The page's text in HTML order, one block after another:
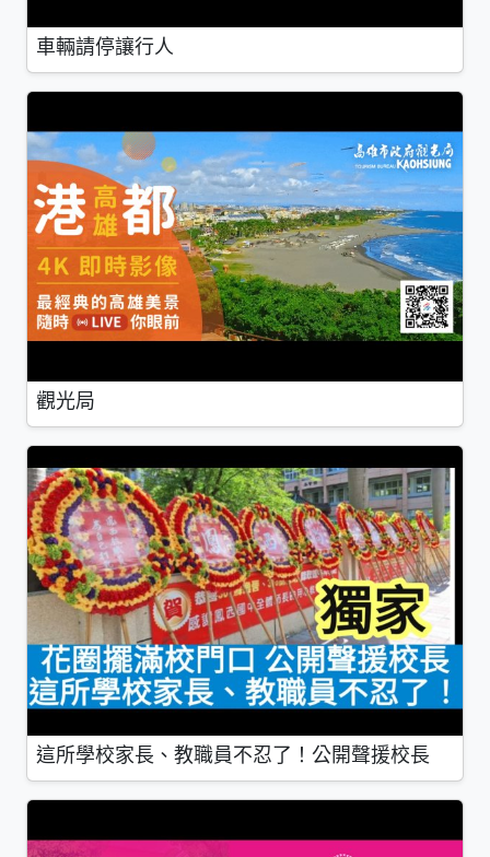
車輛請停讓行人
觀光局
這所學校家長、教職員不忍了！公開聲援校長